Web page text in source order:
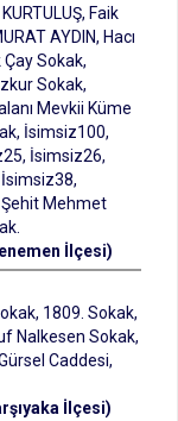
Faik
AYDIN, Hacı
Çay Sokak,
Sokak,
Mevkii Küme
İsimsiz100,
İsimsiz26,
Mehmet
İlçesi)
1809. Sokak,
Nalkesen Sokak,
Caddesi,
İlçesi)